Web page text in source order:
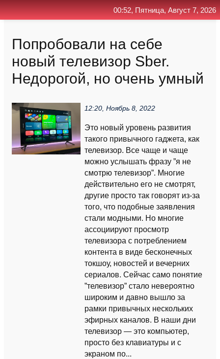
Попробовали на себе
новый телевизор Sber.
Недорогой, но очень умный
12:20, Ноябрь 8, 2022
Это новый уровень развития
такого привычного гаджета, как
телевизор. Все чаще и чаще
можно услышать фразу ”я не
смотрю телевизор”. Многие
действительно его не смотрят,
другие просто так говорят из-за
того, что подобные заявления
стали модными. Но многие
ассоциируют просмотр
телевизора с потреблением
контента в виде бесконечных
токшоу, новостей и вечерних
сериалов. Сейчас само понятие
”телевизор” стало невероятно
широким и давно вышло за
рамки привычных нескольких
эфирных каналов. В наши дни
телевизор — это компьютер,
просто без клавиатуры и с
экраном по...
00:52, Пятница, Август 7, 2026